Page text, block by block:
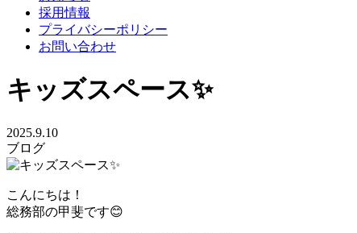
採用情報
プライバシーポリシー
お問い合わせ
キッズスペース✨
2025.9.10
ブログ
こんにちは！
総務部の甲斐です😊